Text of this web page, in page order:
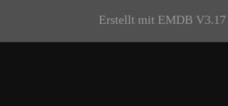
Erstellt mit EMDB V3.17